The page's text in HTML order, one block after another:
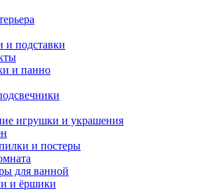
и подставки
и панно
игрушки и украшения
и постеры
для ванной
и ёршики